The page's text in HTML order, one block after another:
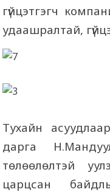
гүйцэтгэгч
удаашралтай,
Тухайн
дарга
төлөөлөлтэй
царцсан